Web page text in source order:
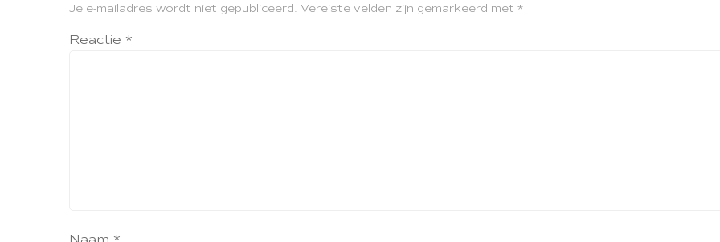
Je e-mailadres wordt niet gepubliceerd. Vereiste velden zijn gemarkeerd met *
Reactie *